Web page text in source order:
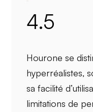
4.5
Hourone se
hyperréalistes,
safacilité
limitations de